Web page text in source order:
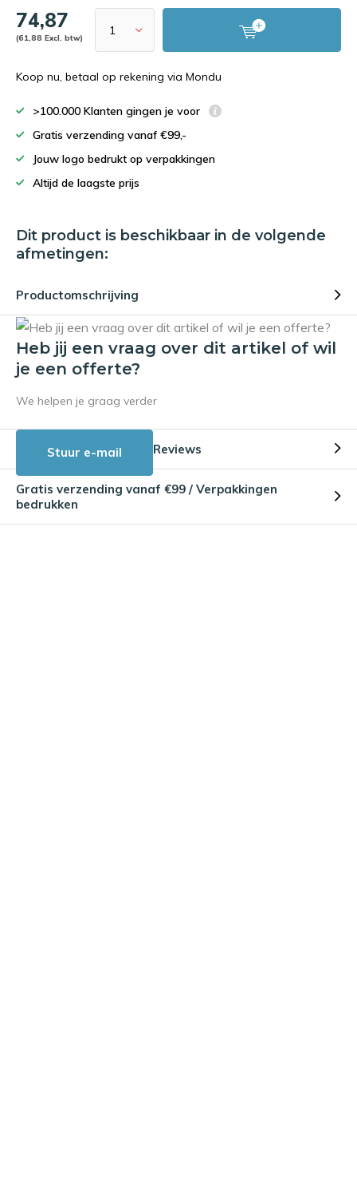
74,87
(61,88 Excl. btw)
Koop nu, betaal op rekening via Mondu
>100.000 Klanten gingen je voor
Gratis verzending vanaf €99,-
Jouw logo bedrukt op verpakkingen
Altijd de laagste prijs
Dit product is beschikbaar in de volgende
afmetingen:
Productomschrijving
Heb jij een vraag over dit artikel of wil
je een offerte?
We helpen je graag verder
Stuur e-mail Reviews
Gratis verzending vanaf €99 / Verpakkingen
bedrukken